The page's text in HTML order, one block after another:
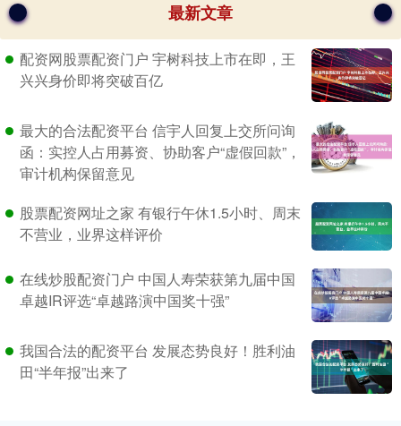
最新文章
配资网股票配资门户 宇树科技上市在即，王
兴兴身价即将突破百亿
最大的合法配资平台 信宇人回复上交所问询
函：实控人占用募资、协助客户“虚假回款”，
审计机构保留意见
股票配资网址之家 有银行午休1.5小时、周末
不营业，业界这样评价
在线炒股配资门户 中国人寿荣获第九届中国
卓越IR评选“卓越路演中国奖十强”
我国合法的配资平台 发展态势良好！胜利油
田“半年报”出来了